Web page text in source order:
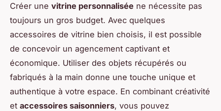
Créer une vitrine personnalisée ne nécessite pas
toujours un gros budget. Avec quelques
accessoires de vitrine bien choisis, il est possible
de concevoir un agencement captivant et
économique. Utiliser des objets récupérés ou
fabriqués à la main donne une touche unique et
authentique à votre espace. En combinant créativité
et accessoires saisonniers, vous pouvez